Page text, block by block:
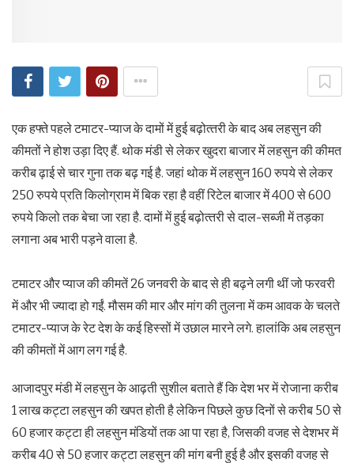
एक हफ्ते पहले टमाटर-प्‍याज के दामों में हुई बढ़ोत्‍तरी के बाद अब लहसुन की
कीमतों ने होश उड़ा दिए हैं. थोक मंडी से लेकर खुदरा बाजार में लहसुन की कीमत
करीब ढ़ाई से चार गुना तक बढ़ गई है. जहां थोक में लहसुन 160 रुपये से लेकर
250 रुपये प्रति किलोग्राम में बिक रहा है वहीं रिटेल बाजार में 400 से 600
रुपये किलो तक बेचा जा रहा है. दामों में हुई बढ़ोत्‍तरी से दाल-सब्‍जी में तड़का
लगाना अब भारी पड़ने वाला है.
टमाटर और प्‍याज की कीमतें 26 जनवरी के बाद से ही बढ़ने लगी थीं जो फरवरी
में और भी ज्‍यादा हो गईं. मौसम की मार और मांग की तुलना में कम आवक के चलते
टमाटर-प्‍याज के रेट देश के कई हिस्‍सों में उछाल मारने लगे. हालांकि अब लहसुन
की कीमतों में आग लग गई है.
आजादपुर मंडी में लहसुन के आढ़ती सुशील बताते हैं कि देश भर में रोजाना करीब
1 लाख कट्टा लहसुन की खपत होती है लेकिन पिछले कुछ दिनों से करीब 50 से
60 हजार कट्टा ही लहसुन मंडियों तक आ पा रहा है, जिसकी वजह से देशभर में
करीब 40 से 50 हजार कट्टा लहसुन की मांग बनी हुई है और इसकी वजह से